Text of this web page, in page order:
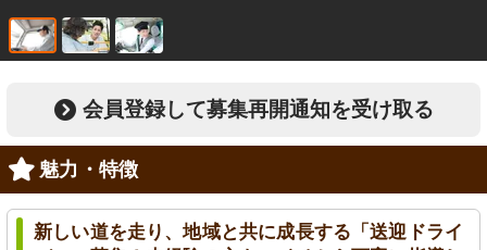
会員登録して募集再開通知を受け取る
魅力・特徴
新しい道を走り、地域と共に成長する「送迎ドライ